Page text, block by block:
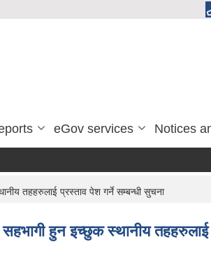
eGov services Notices
तहहरुलाई प्रस्ताव पेश गर्ने सम्बन्धी सुचना
हुन इच्छुक स्थानीय